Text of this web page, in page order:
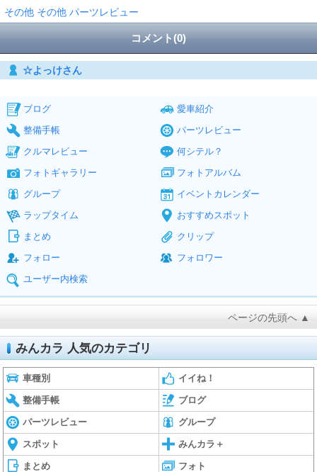
その他 その他 パーツレビュー
コメント(0)
☆よっけさん
ブログ
愛車紹介
整備手帳
パーツレビュー
クルマレビュー
何シテル？
フォトギャラリー
フォトアルバム
グループ
イベントカレンダー
ラップタイム
おすすめスポット
まとめ
クリップ
フォロー
フォロワー
ユーザー内検索
ページの先頭へ ▲
みんカラ 人気のカテゴリ
車種別 イイね！
整備手帳 ブログ
パーツレビュー グループ
スポット みんカラ＋
まとめ フォト